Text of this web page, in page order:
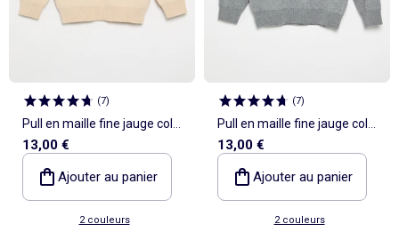
(7)
Pull en maille fine jauge col
rond
13,00 €
Ajouter au panier
2 couleurs
(7)
Pull en maille fine jauge col
rond
13,00 €
Ajouter au panier
2 couleurs